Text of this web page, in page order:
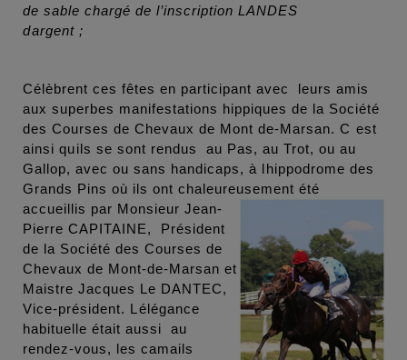
de sable chargé de l’inscription LANDES
dargent ;
Célèbrent ces fêtes en participant avec leurs amis
aux superbes manifestations hippiques de la Société
des Courses de Chevaux de Mont de-Marsan. C est
ainsi quils se sont rendus au Pas, au Trot, ou au
Gallop, avec ou sans handicaps, à lhippodrome des
Grands Pins où ils ont chaleureusement été
accueillis par Monsieur Jean-
Pierre CAPITAINE, Président
de la Société des Courses de
Chevaux de Mont-de-Marsan et
Maistre Jacques Le DANTEC,
Vice-président. Lélégance
habituelle était aussi au
rendez-vous, les camails